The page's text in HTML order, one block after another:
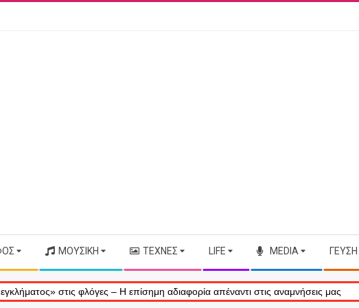
ΜΟΥΣΙΚΉ ΤΈΧΝΕΣ LIFE MEDIA ΓΕΎΣΗ
στις φλόγες – Η επίσημη αδιαφορία απέναντι στις αναμνήσεις μας Τέλος